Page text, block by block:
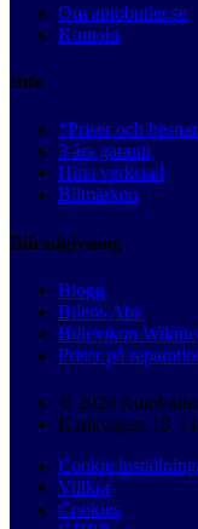
Om autobutler.se
Kontakt
Info
*Priser och
3 års garanti
Hitta verkstad
Bilmärken
Bilrådgivning
Blogg
Bilens Abc
Billexikon
Priser på
© 2026
Karlavägen 18,
Cookie
Villkor
Cookies